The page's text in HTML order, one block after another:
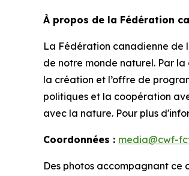
À propos de la Fédération
La Fédération canadienne de
de notre monde naturel. Par la
la création et l’offre de
politiques et la coopération
avec la nature. Pour plus
Coordonnées : media@cwf-
Des photos accompagnant ce